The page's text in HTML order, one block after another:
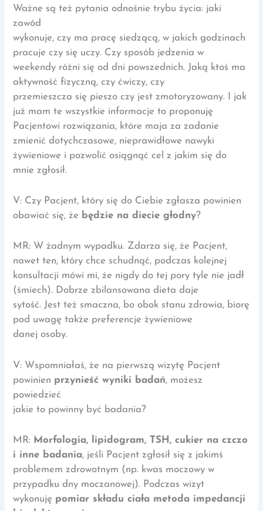
Ważne są też pytania odnośnie trybu życia: jaki
zawód
wykonuje, czy ma pracę siedzącą, w jakich godzinach
pracuje czy się uczy. Czy sposób jedzenia w
weekendy różni się od dni powszednich. Jaką ktoś ma
aktywność fizyczną, czy ćwiczy, czy
przemieszcza się pieszo czy jest zmotoryzowany. I jak
już mam te wszystkie informacje to proponuję
Pacjentowi rozwiązania, które maja za zadanie
zmienić dotychczasowe, nieprawidłowe nawyki
żywieniowe i pozwolić osiągnąć cel z jakim się do
mnie zgłosił.
V: Czy Pacjent, który się do Ciebie zgłasza powinien
obawiać się, że będzie na diecie głodny?
MR: W żadnym wypadku. Zdarza się, że Pacjent,
nawet ten, który chce schudnąć, podczas kolejnej
konsultacji mówi mi, że nigdy do tej pory tyle nie jadł
(śmiech). Dobrze zbilansowana dieta daje
sytość. Jest też smaczna, bo obok stanu zdrowia, biorę
pod uwagę także preferencje żywieniowe
danej osoby.
V: Wspomniałaś, że na pierwszą wizytę Pacjent
powinien przynieść wyniki badań, możesz
powiedzieć
jakie to powinny być badania?
MR: Morfologia, lipidogram, TSH, cukier na czczo
i inne badania, jeśli Pacjent zgłosił się z jakimś
problemem zdrowotnym (np. kwas moczowy w
przypadku dny moczanowej). Podczas wizyt
wykonuję pomiar składu ciała metoda impedancji